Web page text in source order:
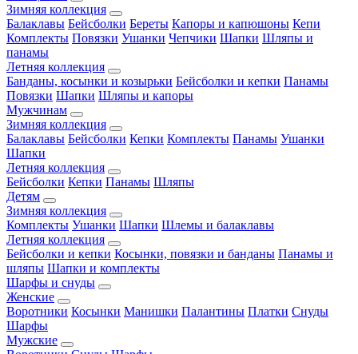
Зимняя коллекция
Балаклавы Бейсболки Береты Капоры и капюшоны Кепи
Комплекты Повязки Ушанки Чепчики Шапки Шляпы и
панамы
Летняя коллекция
Банданы, косынки и козырьки Бейсболки и кепки Панамы
Повязки Шапки Шляпы и капоры
Мужчинам
Зимняя коллекция
Балаклавы Бейсболки Кепки Комплекты Панамы Ушанки
Шапки
Летняя коллекция
Бейсболки Кепки Панамы Шляпы
Детям
Зимняя коллекция
Комплекты Ушанки Шапки Шлемы и балаклавы
Летняя коллекция
Бейсболки и кепки Косынки, повязки и банданы Панамы и
шляпы Шапки и комплекты
Шарфы и снуды
Женские
Воротники Косынки Манишки Палантины Платки Снуды
Шарфы
Мужские